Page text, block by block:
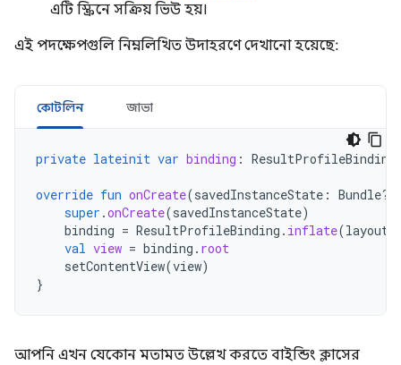
এটি স্ক্রিনে সক্রিয় ভিউ হয়।
এই পদক্ষেপগুলি নিম্নলিখিত উদাহরণে দেখানো হয়েছে:
কোটলিন জাভা
private lateinit var binding : ResultProfileBinding
override fun onCreate(savedInstanceState : Bundle?)
super .onCreate(savedInstanceState)
binding = ResultProfileBinding . inflate(
val view = binding . root
setContentView(view)
}
আপনি এখন যেকোন মতামত উল্লেখ করতে বাইন্ডিং ক্লাসের